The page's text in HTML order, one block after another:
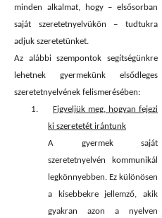
minden alkalmat, hogy – elsősorban
saját szeretetnyelvükön – tudtukra
adjuk szeretetünket.
Az alábbi szempontok segítségünkre
lehetnek gyermekünk elsődleges
szeretetnyelvének felismerésében:
1.
Figyeljük meg, hogyan fejezi
ki szeretetét irántunk
A gyermek saját
szeretetnyelvén kommunikál
legkönnyebben. Ez különösen
a kisebbekre jellemző, akik
gyakran azon a nyelven